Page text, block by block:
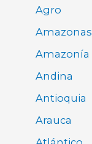
Agro
Amazonas
Amazonía
Andina
Antioquia
Arauca